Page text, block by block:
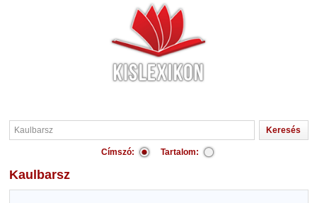
Címszó: Tartalom:
Kaulbarsz